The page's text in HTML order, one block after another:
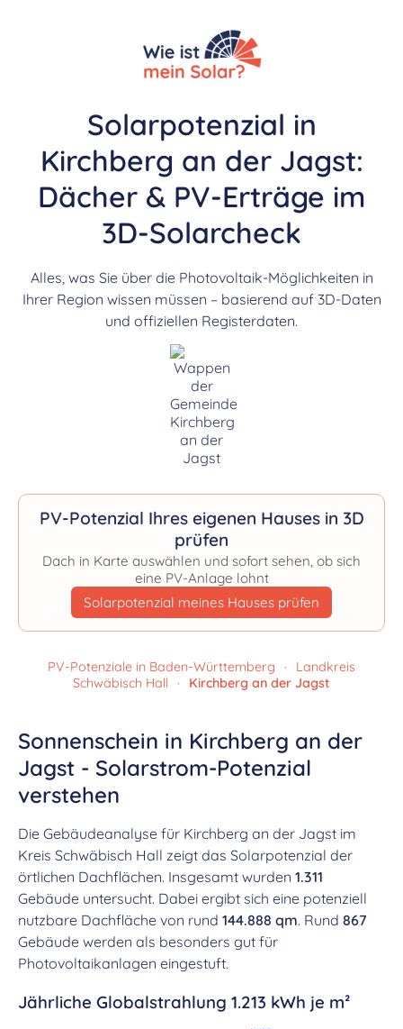
Solarpotenzial in
Kirchberg an der Jagst:
Dächer & PV-Erträge im
3D-Solarcheck
Alles, was Sie über die Photovoltaik-Möglichkeiten in
Ihrer Region wissen müssen – basierend auf 3D-Daten
und offiziellen Registerdaten.
PV-Potenzial Ihres eigenen Hauses in 3D
prüfen
Dach in Karte auswählen und sofort sehen, ob sich
eine PV-Anlage lohnt
Solarpotenzial meines Hauses prüfen
PV-Potenziale in Baden-Württemberg ·
Landkreis
Schwäbisch Hall
· Kirchberg an der Jagst
Sonnenschein in Kirchberg an der
Jagst - Solarstrom-Potenzial
verstehen
Die Gebäudeanalyse für Kirchberg an der Jagst im
Kreis Schwäbisch Hall zeigt das Solarpotenzial der
örtlichen Dachflächen. Insgesamt wurden 1.311
Gebäude untersucht. Dabei ergibt sich eine potenziell
nutzbare Dachfläche von rund 144.888 qm. Rund 867
Gebäude werden als besonders gut für
Photovoltaikanlagen eingestuft.
Jährliche Globalstrahlung 1.213 kWh je m²